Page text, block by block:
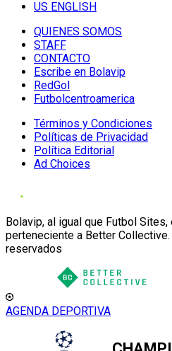
US ENGLISH
QUIENES SOMOS
STAFF
CONTACTO
Escribe en Bolavip
RedGol
Futbolcentroamerica
Términos y Condiciones
Políticas de Privacidad
Política Editorial
Ad Choices
Bolavip, al igual que Futbol Sites,
perteneciente a Better
reservados
AGENDA DEPORTIVA